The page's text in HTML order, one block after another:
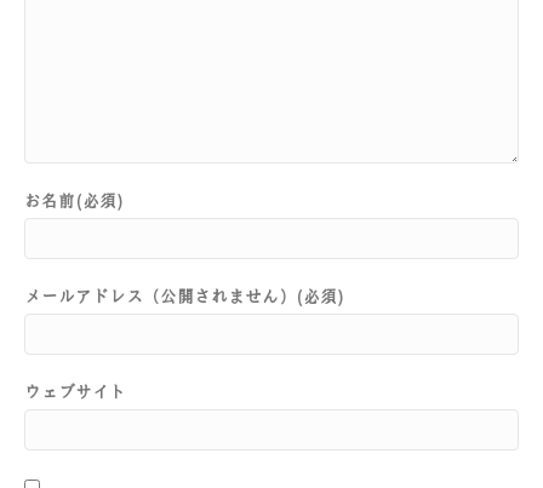
お名前(必須)
メールアドレス（公開されません）(必須)
ウェブサイト